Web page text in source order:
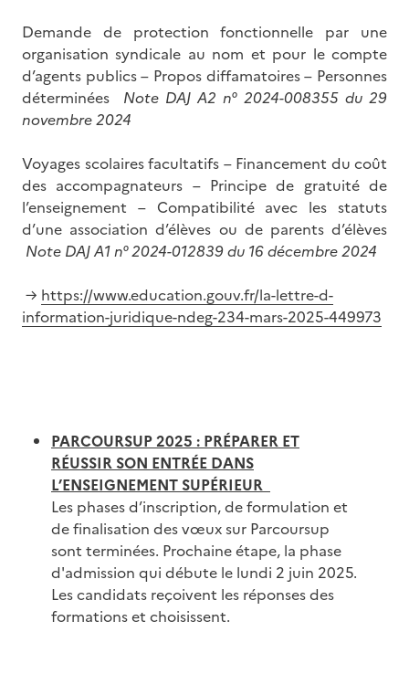
Demande de protection fonctionnelle par une
organisation syndicale au nom et pour le compte
d’agents publics – Propos diffamatoires – Personnes
déterminées Note DAJ A2 n° 2024-008355 du 29
novembre 2024
Voyages scolaires facultatifs – Financement du coût
des accompagnateurs – Principe de gratuité de
l’enseignement – Compatibilité avec les statuts
d’une association d’élèves ou de parents d’élèves
Note DAJ A1 n° 2024-012839 du 16 décembre 2024
→ https://www.education.gouv.fr/la-lettre-d-
information-juridique-ndeg-234-mars-2025-449973
PARCOURSUP 2025 : PRÉPARER ET
RÉUSSIR SON ENTRÉE DANS
L’ENSEIGNEMENT SUPÉRIEUR
Les phases d’inscription, de formulation et
de finalisation des vœux sur Parcoursup
sont terminées. Prochaine étape, la phase
d'admission qui débute le lundi 2 juin 2025.
Les candidats reçoivent les réponses des
formations et choisissent.